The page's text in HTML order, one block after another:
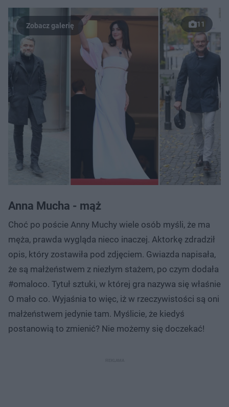
11
Anna Mucha - mąż
Choć po poście Anny Muchy wiele osób myśli, że ma
męża, prawda wygląda nieco inaczej. Aktorkę zdradził
opis, który zostawiła pod zdjęciem. Gwiazda napisała,
że są małżeństwem z niezłym stażem, po czym dodała
#omaloco. Tytuł sztuki, w której gra nazywa się właśnie
O mało co. Wyjaśnia to więc, iż w rzeczywistości są oni
małżeństwem jedynie tam. Myślicie, że kiedyś
postanowią to zmienić? Nie możemy się doczekać!